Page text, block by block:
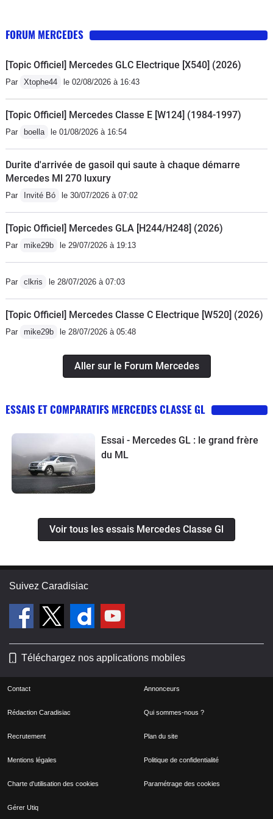
FORUM MERCEDES
[Topic Officiel] Mercedes GLC Electrique [X540] (2026)
Par Xtophe44 le 02/08/2026 à 16:43
[Topic Officiel] Mercedes Classe E [W124] (1984-1997)
Par boella le 01/08/2026 à 16:54
Durite d'arrivée de gasoil qui saute à chaque démarre
Mercedes Ml 270 luxury
Par Invité Bó le 30/07/2026 à 07:02
[Topic Officiel] Mercedes GLA [H244/H248] (2026)
Par mike29b le 29/07/2026 à 19:13
Par clkris le 28/07/2026 à 07:03
[Topic Officiel] Mercedes Classe C Electrique [W520] (2026)
Par mike29b le 28/07/2026 à 05:48
Aller sur le Forum Mercedes
ESSAIS ET COMPARATIFS MERCEDES CLASSE GL
Essai - Mercedes GL : le grand frère
du ML
Voir tous les essais Mercedes Classe Gl
Suivez Caradisiac
Téléchargez nos applications mobiles
Contact Annonceurs
Rédaction Caradisiac Qui sommes-nous ?
Recrutement Plan du site
Mentions légales Politique de confidentialité
Charte d'utilisation des cookies Paramétrage des cookies
Gérer Utiq